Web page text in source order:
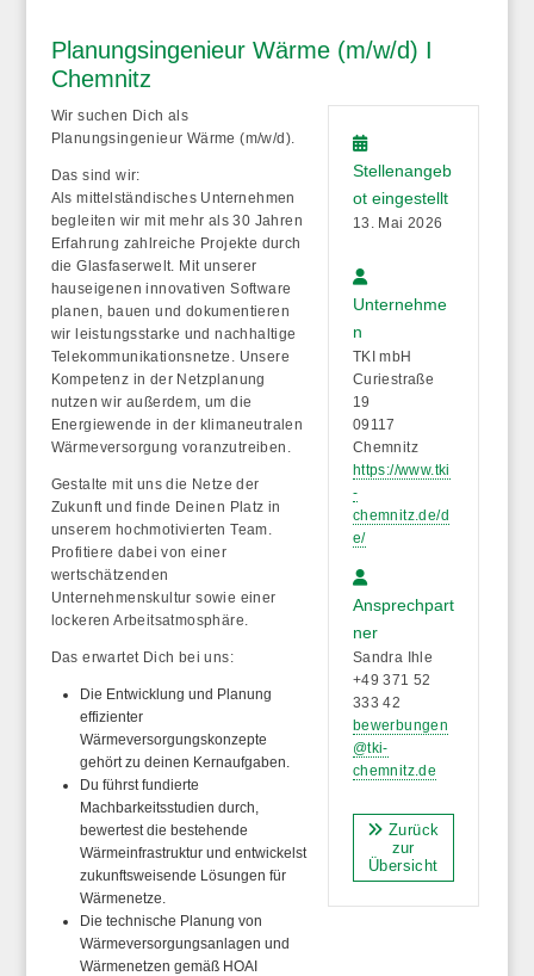
Planungsingenieur Wärme (m/w/d) I
Chemnitz
Wir suchen Dich als
Planungsingenieur Wärme (m/w/d).
Das sind wir:
Als mittelständisches Unternehmen
begleiten wir mit mehr als 30 Jahren
Erfahrung zahlreiche Projekte durch
die Glasfaserwelt. Mit unserer
hauseigenen innovativen Software
planen, bauen und dokumentieren
wir leistungsstarke und nachhaltige
Telekommunikationsnetze. Unsere
Kompetenz in der Netzplanung
nutzen wir außerdem, um die
Energiewende in der klimaneutralen
Wärmeversorgung voranzutreiben.
Gestalte mit uns die Netze der
Zukunft und finde Deinen Platz in
unserem hochmotivierten Team.
Profitiere dabei von einer
wertschätzenden
Unternehmenskultur sowie einer
lockeren Arbeitsatmosphäre.
Das erwartet Dich bei uns:
Die Entwicklung und Planung
effizienter
Wärmeversorgungskonzepte
gehört zu deinen Kernaufgaben.
Du führst fundierte
Machbarkeitsstudien durch,
bewertest die bestehende
Wärmeinfrastruktur und entwickelst
zukunftsweisende Lösungen für
Wärmenetze.
Die technische Planung von
Wärmeversorgungsanlagen und
Wärmenetzen gemäß HOAI
Stellenangeb
ot eingestellt
13. Mai 2026
Unternehme
n
TKI mbH
Curiestraße
19
09117
Chemnitz
https://www.tki
-
chemnitz.de/d
e/
Ansprechpart
ner
Sandra Ihle
+49 371 52
333 42
bewerbungen
@tki-
chemnitz.de
Zurück
zur
Übersicht